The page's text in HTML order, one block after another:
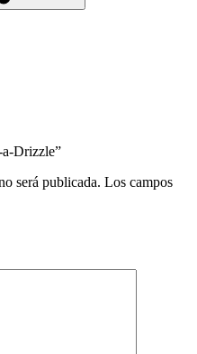
Drizzle”
será publicada. Los campos